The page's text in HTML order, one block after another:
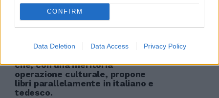
CONFIRM
Data Deletion Data Access Privacy Policy
Ti dà subito una piccola scossa
il bel romanzo di Johann
pubblicato da Felix Krull,
che, con una meritoria
operazione culturale, propone
libri parallelamente in italiano e
tedesco.